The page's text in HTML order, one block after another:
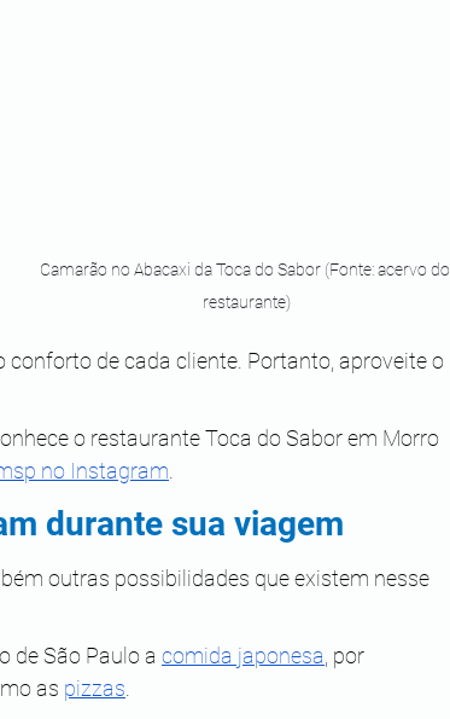
Camarão no Abacaxi da Toca do Sabor (Fonte: acervo do
restaurante)
conforto de cada cliente. Portanto, aproveite o
o restaurante Toca do Sabor em Morro
no Instagram
durante sua viagem
outras possibilidades que existem nesse
de São Paulo a comida japonesa , por
as pizzas